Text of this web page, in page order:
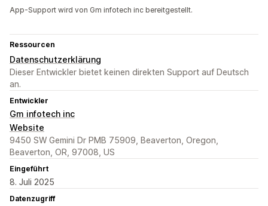
App-Support wird von Gm infotech inc bereitgestellt.
Ressourcen
Datenschutzerklärung
Dieser Entwickler bietet keinen direkten Support auf Deutsch
an.
Entwickler
Gm infotech inc
Website
9450 SW Gemini Dr PMB 75909, Beaverton, Oregon,
Beaverton, OR, 97008, US
Eingeführt
8. Juli 2025
Datenzugriff